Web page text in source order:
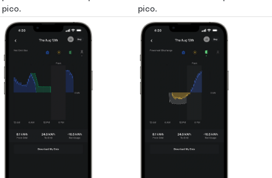
pico.
pico.